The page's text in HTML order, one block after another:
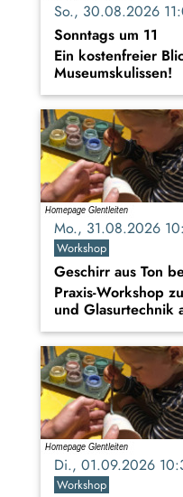
So., 30.08.2026
Sonntags um 11
Ein kostenfreier
Museumskulissen!
Mo., 31.08.2026
Workshop
Geschirr aus Ton
Praxis-Workshop
und Glasurtechnik
Di., 01.09.2026
Workshop